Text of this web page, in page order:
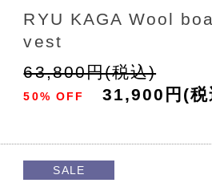
RYU KAGA Wool
vest
63,800円(税込)
50% OFF 31,900円(
SALE